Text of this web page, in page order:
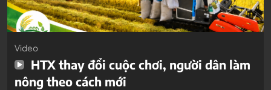
Video
HTX thay đổi cuộc chơi, người dân làm
nông theo cách mới